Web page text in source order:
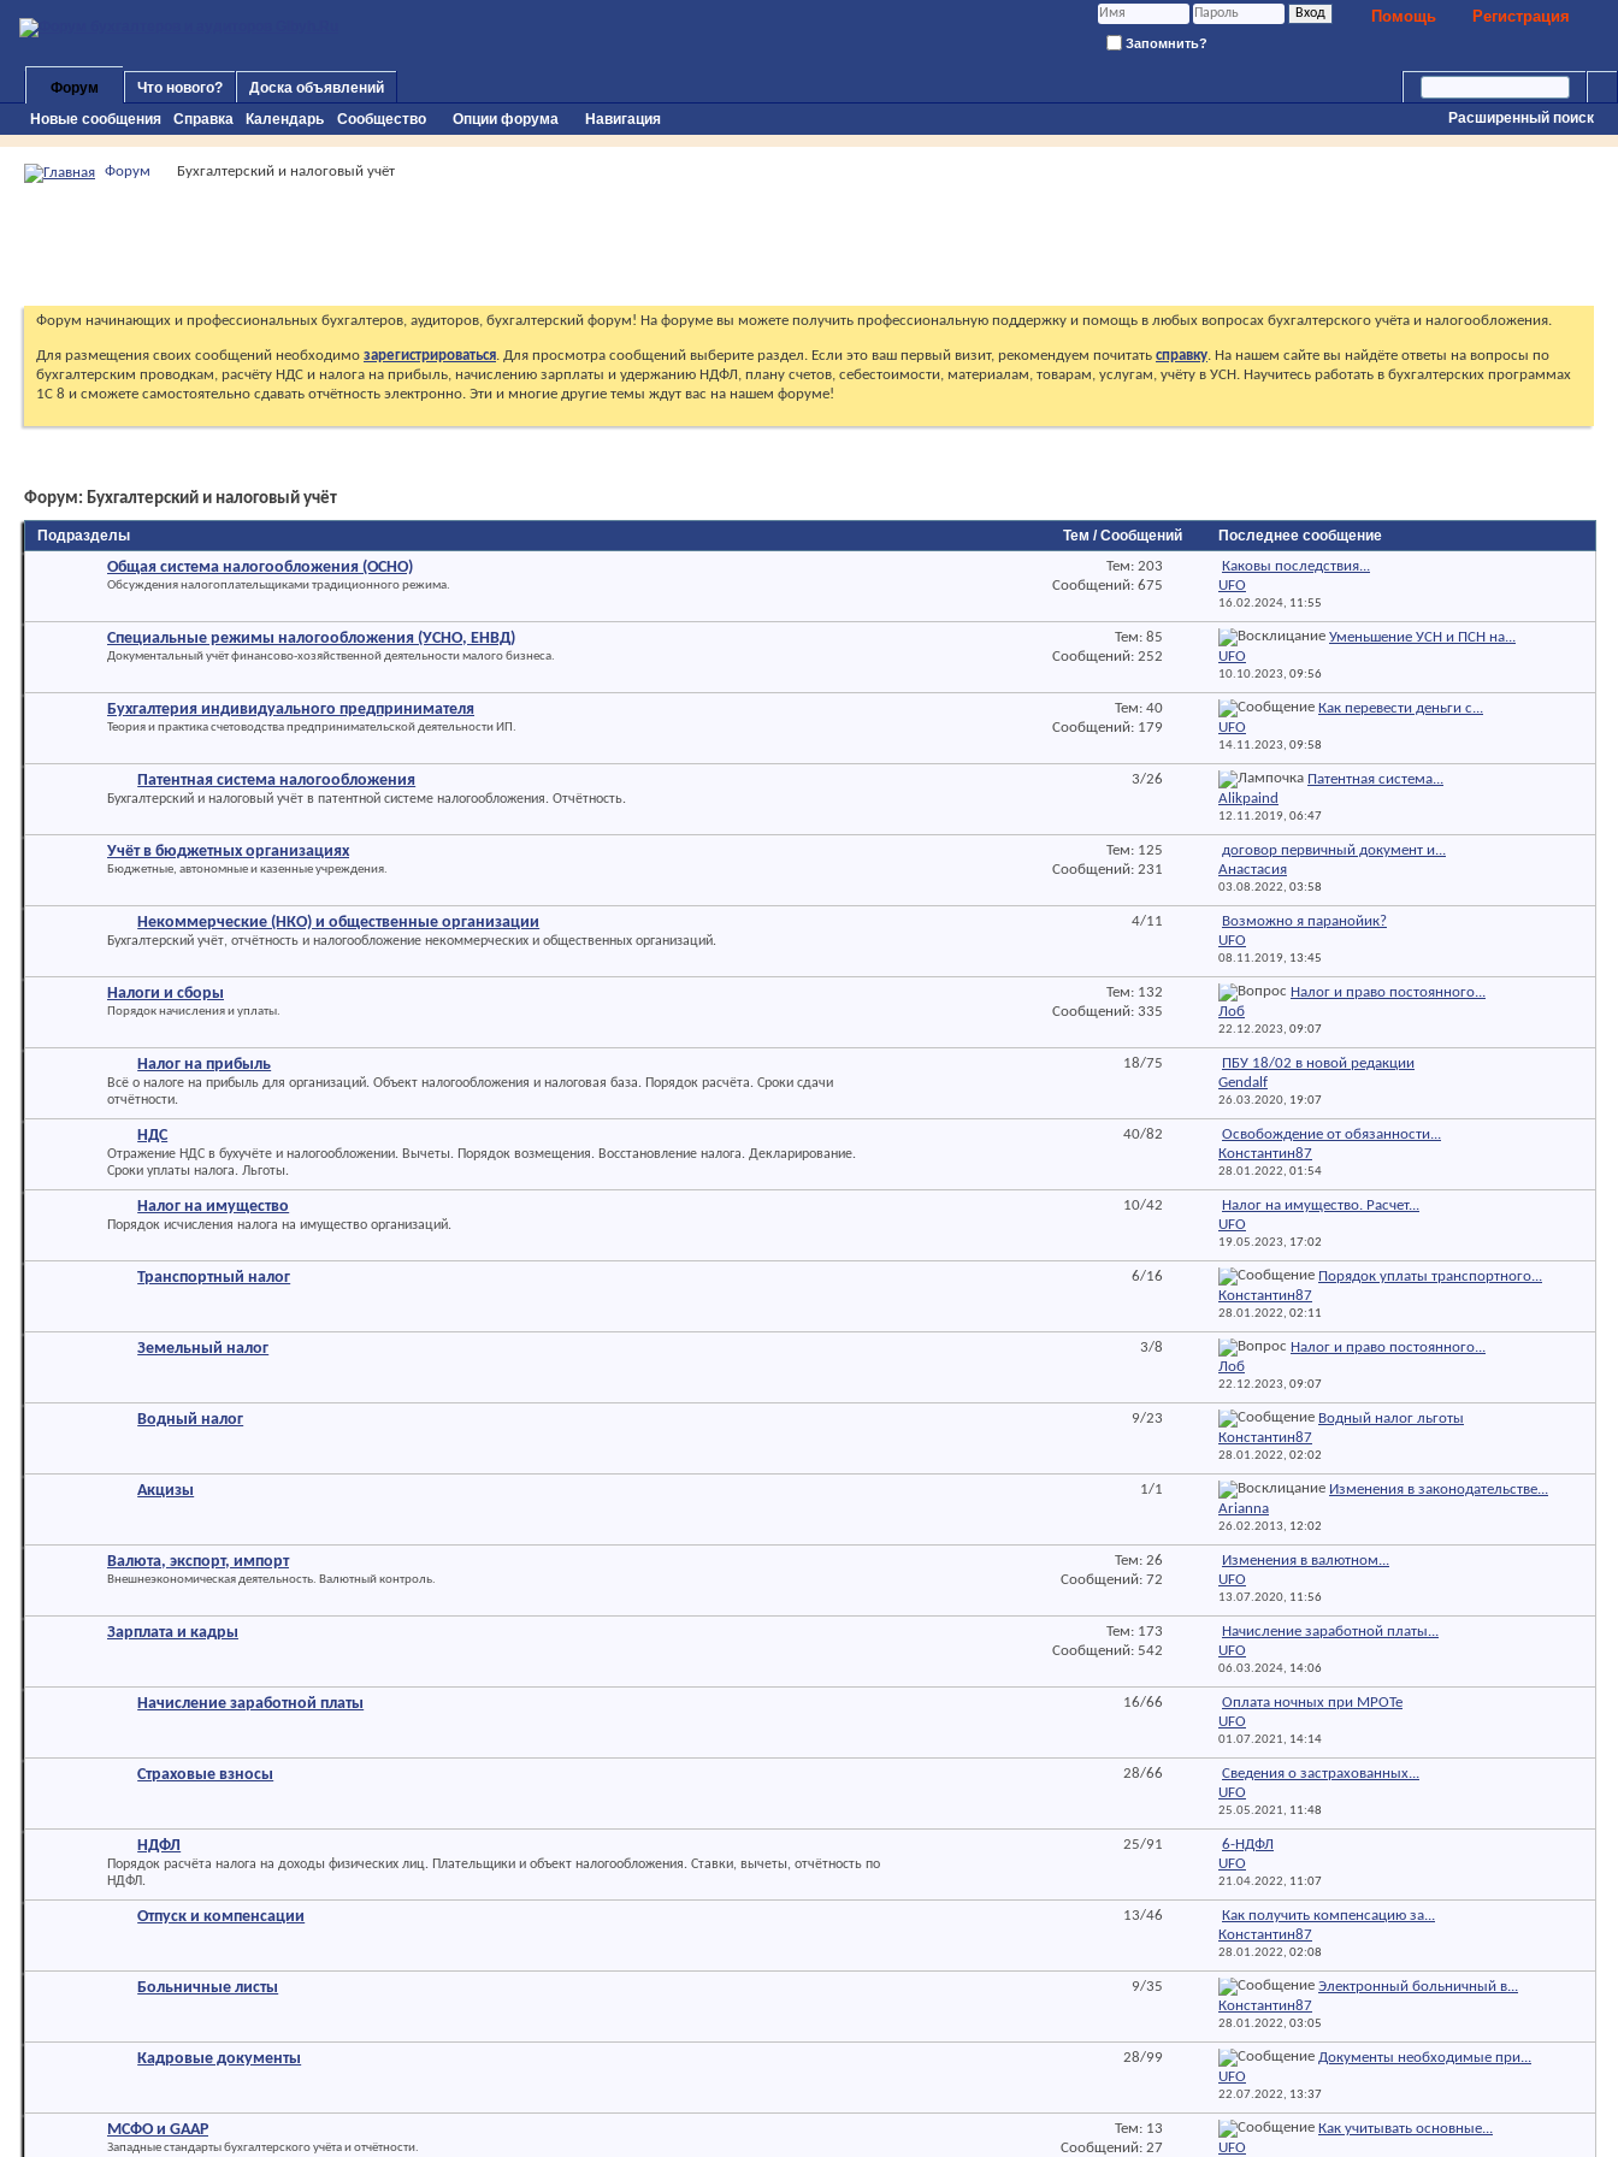
Регистрация
Помощь
Запомнить?
Форум
Новые сообщения
Справка Календарь Сообщество Опции форума Навигация
Что нового?
Доска объявлений
Расширенный поиск
Форум Бухгалтерский и налоговый учёт
Форум начинающих и профессиональных бухгалтеров, аудиторов, бухгалтерский форум! На форуме вы можете получить профессиональную поддержку и помощь в любых вопросах бухгалтерского учёта и налогообложения.
Для размещения своих сообщений необходимо зарегистрироваться. Для просмотра сообщений выберите раздел. Если это ваш первый визит, рекомендуем почитать справку. На нашем сайте вы найдёте ответы на вопросы по
бухгалтерским проводкам, расчёту НДС и налога на прибыль, начислению зарплаты и удержанию НДФЛ, плану счетов, себестоимости, материалам, товарам, услугам, учёту в УСН. Научитесь работать в бухгалтерских программах
1С 8 и сможете самостоятельно сдавать отчётность электронно. Эти и многие другие темы ждут вас на нашем форуме!
Форум: Бухгалтерский и налоговый учёт
Подразделы Тем / Сообщений Последнее сообщение
Общая система налогообложения (ОСНО)
Обсуждения налогоплательщиками традиционного режима.
Тем: 203
Сообщений: 675
Каковы последствия...
UFO
16.02.2024, 11:55
Специальные режимы налогообложения (УСНО, ЕНВД)
Документальный учёт финансово-хозяйственной деятельности малого бизнеса.
Тем: 85
Сообщений: 252
Уменьшение УСН и ПСН на...
UFO
10.10.2023, 09:56
Бухгалтерия индивидуального предпринимателя
Теория и практика счетоводства предпринимательской деятельности ИП.
Тем: 40
Сообщений: 179
Как перевести деньги с...
UFO
14.11.2023, 09:58
Патентная система налогообложения
Бухгалтерский и налоговый учёт в патентной системе налогообложения. Отчётность.
3/26
Патентная система...
Alikpaind
12.11.2019, 06:47
Учёт в бюджетных организациях
Бюджетные, автономные и казенные учреждения.
Тем: 125
Сообщений: 231
договор первичный документ и...
Анастасия
03.08.2022, 03:58
Некоммерческие (НКО) и общественные организации
Бухгалтерский учёт, отчётность и налогообложение некоммерческих и общественных организаций.
4/11
Возможно я паранойик?
UFO
08.11.2019, 13:45
Налоги и сборы
Порядок начисления и уплаты.
Тем: 132
Сообщений: 335
Налог и право постоянного...
Лоб
22.12.2023, 09:07
Налог на прибыль
Всё о налоге на прибыль для организаций. Объект налогообложения и налоговая база. Порядок расчёта. Сроки сдачи
отчётности.
18/75
ПБУ 18/02 в новой редакции
Gendalf
26.03.2020, 19:07
НДС
Отражение НДС в бухучёте и налогообложении. Вычеты. Порядок возмещения. Восстановление налога. Декларирование.
Сроки уплаты налога. Льготы.
40/82
Освобождение от обязанности...
Константин87
28.01.2022, 01:54
Налог на имущество
Порядок исчисления налога на имущество организаций.
10/42
Налог на имущество. Расчет...
UFO
19.05.2023, 17:02
Транспортный налог 6/16
Порядок уплаты транспортного...
Константин87
28.01.2022, 02:11
Земельный налог 3/8
Налог и право постоянного...
Лоб
22.12.2023, 09:07
Водный налог 9/23
Водный налог льготы
Константин87
28.01.2022, 02:02
Акцизы 1/1
Изменения в законодательстве...
Arianna
26.02.2013, 12:02
Валюта, экспорт, импорт
Внешнеэкономическая деятельность. Валютный контроль.
Тем: 26
Сообщений: 72
Изменения в валютном...
UFO
13.07.2020, 11:56
Зарплата и кадры
Тем: 173
Сообщений: 542
Начисление заработной платы...
UFO
06.03.2024, 14:06
Начисление заработной платы 16/66
Оплата ночных при МРОТе
UFO
01.07.2021, 14:14
Страховые взносы 28/66
Сведения о застрахованных...
UFO
25.05.2021, 11:48
НДФЛ
Порядок расчёта налога на доходы физических лиц. Плательщики и объект налогообложения. Ставки, вычеты, отчётность по
НДФЛ.
25/91
6-НДФЛ
UFO
21.04.2022, 11:07
Отпуск и компенсации 13/46
Как получить компенсацию за...
Константин87
28.01.2022, 02:08
Больничные листы 9/35
Электронный больничный в...
Константин87
28.01.2022, 03:05
Кадровые документы 28/99
Документы необходимые при...
UFO
22.07.2022, 13:37
МСФО и GAAP
Западные стандарты бухгалтерского учёта и отчётности.
Тем: 13
Сообщений: 27
Как учитывать основные...
UFO